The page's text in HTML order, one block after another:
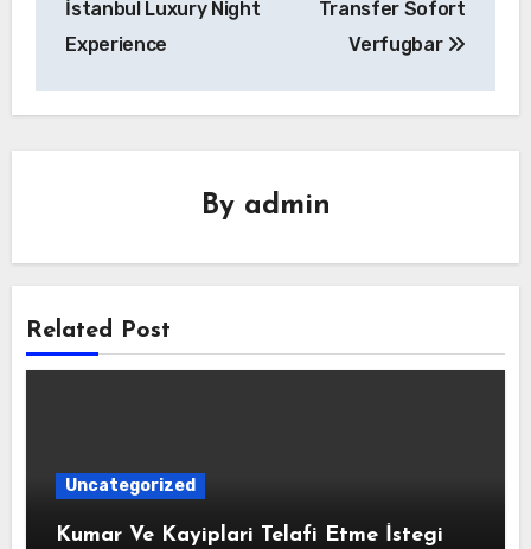
İstanbul Luxury Night
Experience
Transfer Sofort
Verfugbar
By admin
Related Post
Uncategorized
Kumar Ve Kayiplari Telafi Etme İstegi